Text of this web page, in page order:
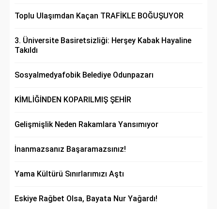
Toplu Ulaşımdan Kaçan TRAFİKLE BOĞUŞUYOR
3. Üniversite Basiretsizliği: Herşey Kabak Hayaline
Takıldı
Sosyalmedyafobik Belediye Odunpazarı
KİMLİĞİNDEN KOPARILMIŞ ŞEHİR
Gelişmişlik Neden Rakamlara Yansımıyor
İnanmazsanız Başaramazsınız!
Yama Kültürü Sınırlarımızı Aştı
Eskiye Rağbet Olsa, Bayata Nur Yağardı!